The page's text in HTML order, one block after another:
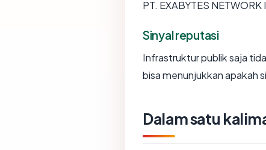
PT. EXABYTES
Sinyal reputasi
Infrastruktur publik saja
bisa menunjukkan apakah
Dalam satu